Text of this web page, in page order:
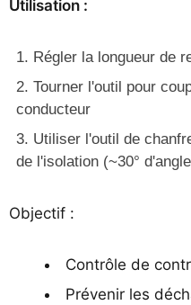
Utilisation :
Régler la longueur de
Tourner l'outil pour
conducteur
Utiliser l'outil de
de l'isolation (~30°
Objectif :
Contrôle de
Prévenir les